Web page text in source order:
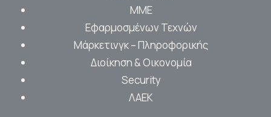
ΜΜΕ
Εφαρμοσμένων Τεχνών
Μάρκετινγκ – Πληροφορικής
Διοίκηση & Οικονομία
Security
ΛΑΕΚ